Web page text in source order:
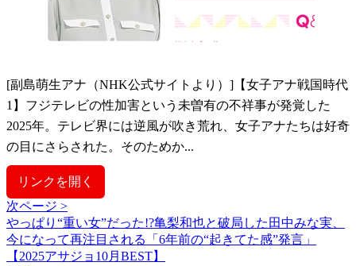
[副島萌生アナ（NHK公式サイトより）]【女子アナ戦国時代
1】フジテレビの性加害という未曽有の不祥事が発覚した
2025年。テレビ界には逆風が吹き荒れ、女子アナたちは好奇
の目にさらされた。そのためか...
リンクを開く
次ページ >
やっぱり“重い女”だった!?亀梨和也と破局した田中みな実、
今になって再注目される「6年前の“起きてた感”発言」
【2025アサジョ10月BEST】